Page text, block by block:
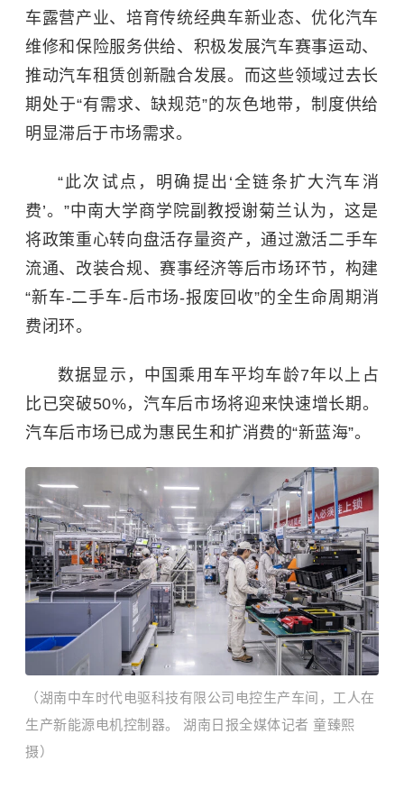
车露营产业、培育传统经典车新业态、优化汽车
维修和保险服务供给、积极发展汽车赛事运动、
推动汽车租赁创新融合发展。而这些领域过去长
期处于“有需求、缺规范”的灰色地带，制度供给
明显滞后于市场需求。
“此次试点，明确提出‘全链条扩大汽车消
费’。”中南大学商学院副教授谢菊兰认为，这是
将政策重心转向盘活存量资产，通过激活二手车
流通、改装合规、赛事经济等后市场环节，构建
“新车-二手车-后市场-报废回收”的全生命周期消
费闭环。
数据显示，中国乘用车平均车龄7年以上占
比已突破50%，汽车后市场将迎来快速增长期。
汽车后市场已成为惠民生和扩消费的“新蓝海”。
（湖南中车时代电驱科技有限公司电控生产车间，工人在
生产新能源电机控制器。 湖南日报全媒体记者 童臻熙
摄）